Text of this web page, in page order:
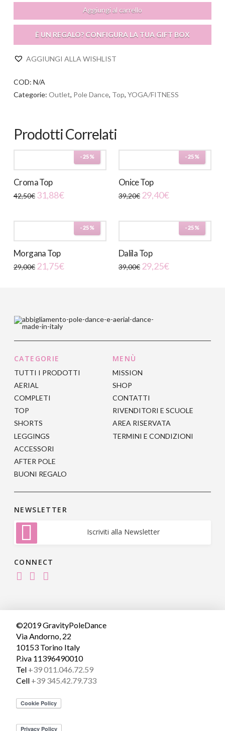
Outlet
Aggiungi al carrello
È UN REGALO? CONFIGURA LA TUA GIFT BOX
AGGIUNGI ALLA WISHLIST
COD: N/A
Categorie: Outlet, Pole Dance, Top, YOGA/FITNESS
Prodotti Correlati
-25%
Croma Top
42,50€ 31,88€
più
varianti.
Le
scelte
nella
pagina
del
prodotto
-25%
Onice Top
39,20€ 29,40€
più
varianti.
Le
scelte
pagina
del
prodotto
-25%
Morgana Top
29,00€ 21,75€
più
varianti.
Le
essere
scelte
nella
pagina
del
prodotto
-25%
Dalila Top
39,00€ 29,25€
Le
essere
scelte
nella
pagina
del
prodotto
CATEGORIE
TUTTI I PRODOTTI
AERIAL
COMPLETI
TOP
SHORTS
LEGGINGS
ACCESSORI
AFTER POLE
BUONI REGALO
MENÙ
MISSION
SHOP
CONTATTI
RIVENDITORI E SCUOLE
AREA RISERVATA
TERMINI E CONDIZIONI
NEWSLETTER
Iscriviti alla Newsletter
CONNECT
©2019 GravityPoleDance
Via Andorno, 22
10153 Torino Italy
P.iva 11396490010
Tel +39 011.046.72.59
Cell +39 345.42.79.733